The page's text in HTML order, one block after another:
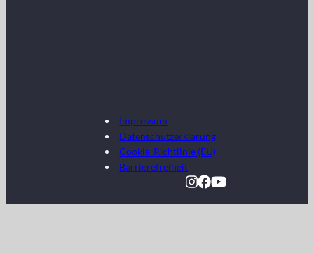
Impressum
Datenschutzerklärung
Cookie-Richtlinie (EU)
Barrierefreiheit